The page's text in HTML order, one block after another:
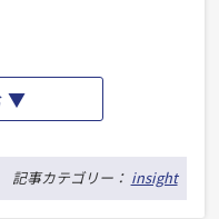
▼“必
不
可
記事カテゴリー： insight